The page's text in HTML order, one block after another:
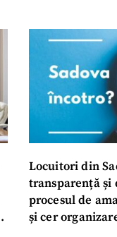
Locuitori din
transparență și
procesul de
și cer